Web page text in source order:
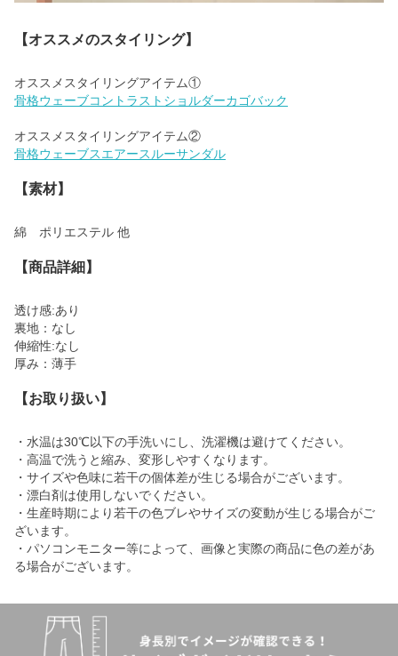
【オススメのスタイリング】
骨格ウェーブコントラストショルダーカゴバック
骨格ウェーブスエアースルーサンダル
【素材】
綿 ポリエステル 他
【商品詳細】
透け感:あり
裏地：なし
伸縮性:なし
厚み：薄手
【お取り扱い】
・水温は30℃以下の手洗いにし、洗濯機は避けてください。
・高温で洗うと縮み、変形しやすくなります。
・サイズや色味に若干の個体差が生じる場合がございます。
・漂白剤は使用しないでください。
・生産時期により若干の色ブレやサイズの変動が生じる場合がご
ざいます。
・パソコンモニター等によって、画像と実際の商品に色の差があ
る場合がございます。